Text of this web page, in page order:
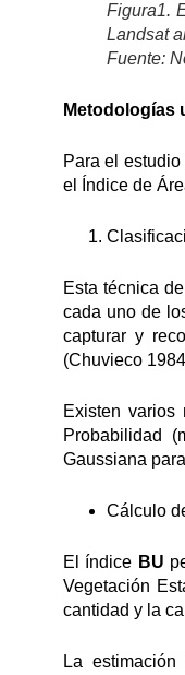
Figura1.
Landsat
Fuente:
Metodologías
Para el
el Índice de
Esta técnica
cada uno de
capturar y
(Chuvieco
Existen varios
Probabilidad
Gaussiana
Cálculo
El índice BU
Vegetación
cantidad y la
La